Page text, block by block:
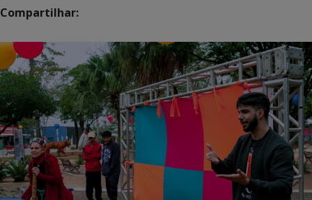
Compartilhar: